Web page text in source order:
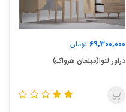
69,300,000 تومان
دراور لنوا(مبلمان هرواک)